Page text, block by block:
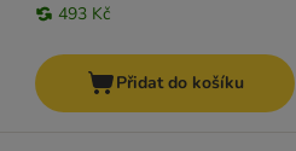
493 Kč
Přidat do košíku